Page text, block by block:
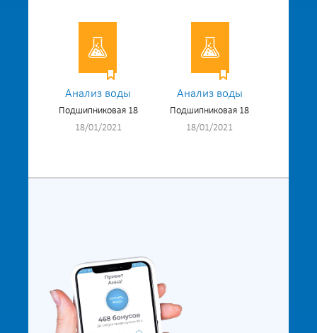
Анализ воды
Подшипниковая 18
18/01/2021
Анализ воды
Подшипниковая 18
18/01/2021